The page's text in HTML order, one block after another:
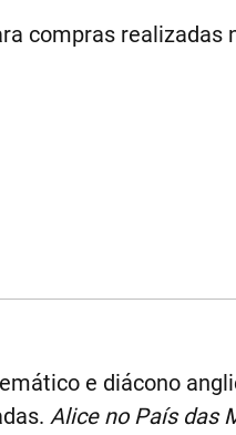
compras realizadas
e diácono
Alice no País das